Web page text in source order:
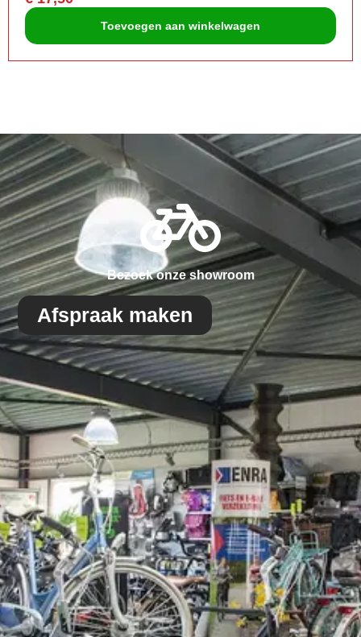
Toevoegen aan winkelwagen
Bezoek onze showroom
Afspraak maken